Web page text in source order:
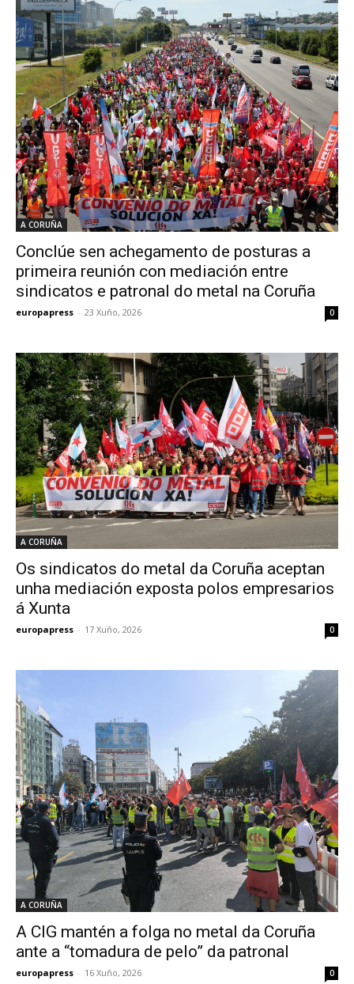
A CORUÑA
Conclúe sen achegamento de posturas a
primeira reunión con mediación entre
sindicatos e patronal do metal na Coruña
europapress - 23 Xuño, 2026 0
A CORUÑA
Os sindicatos do metal da Coruña aceptan
unha mediación exposta polos empresarios
á Xunta
europapress - 17 Xuño, 2026 0
A CORUÑA
A CIG mantén a folga no metal da Coruña
ante a “tomadura de pelo” da patronal
europapress - 16 Xuño, 2026 0